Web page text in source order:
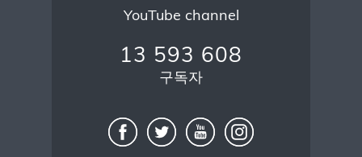
YouTube channel
13 593 608
구독자